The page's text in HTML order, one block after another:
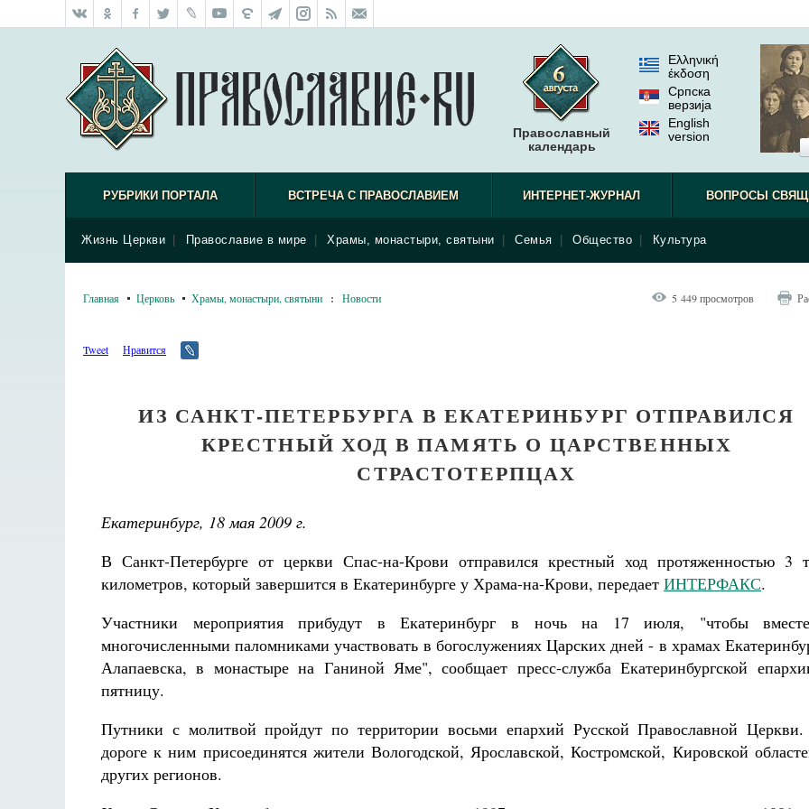
Православный
календарь
Ελληνική
έκδοση
Српска
верзиjа
English
version
РУБРИКИ ПОРТАЛА ВСТРЕЧА С ПРАВОСЛАВИЕМ ИНТЕРНЕТ-ЖУРНАЛ ВОПРОСЫ
Жизнь Церкви Православие в мире Храмы, монастыри, святыни Семья Общество Культура
Главная Церковь Храмы, монастыри, святыни : Новости 5 449 просмотров
Tweet Нравится
ИЗ САНКТ-ПЕТЕРБУРГА В ЕКАТЕРИНБУРГ ОТПРАВИЛСЯ
КРЕСТНЫЙ ХОД В ПАМЯТЬ О ЦАРСТВЕННЫХ
СТРАСТОТЕРПЦАХ
Екатеринбург, 18 мая 2009 г.
В Санкт-Петербурге от церкви Спас-на-Крови отправился крестный ход протяженностью 3
километров, который завершится в Екатеринбурге у Храма-на-Крови, передает ИНТЕРФАКС.
Участники мероприятия прибудут в Екатеринбург в ночь на 17 июля, "чтобы
многочисленными паломниками участвовать в богослужениях Царских дней - в храмах
Алапаевска, в монастыре на Ганиной Яме", сообщает пресс-служба Екатеринбургской
пятницу.
Путники с молитвой пройдут по территории восьми епархий Русской Православной
дороге к ним присоединятся жители Вологодской, Ярославской, Костромской, Кировской
других регионов.